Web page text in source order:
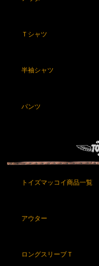
Ｔシャツ
半袖シャツ
パンツ
トイズマッコイ商品一覧
アウター
ロングスリーブＴ